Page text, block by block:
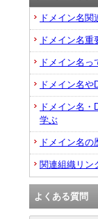
ドメイン名関
ドメイン名重
ドメイン名っ
ドメイン名や
ドメイン名・
学ぶ
ドメイン名の
関連組織リン
よくある質問